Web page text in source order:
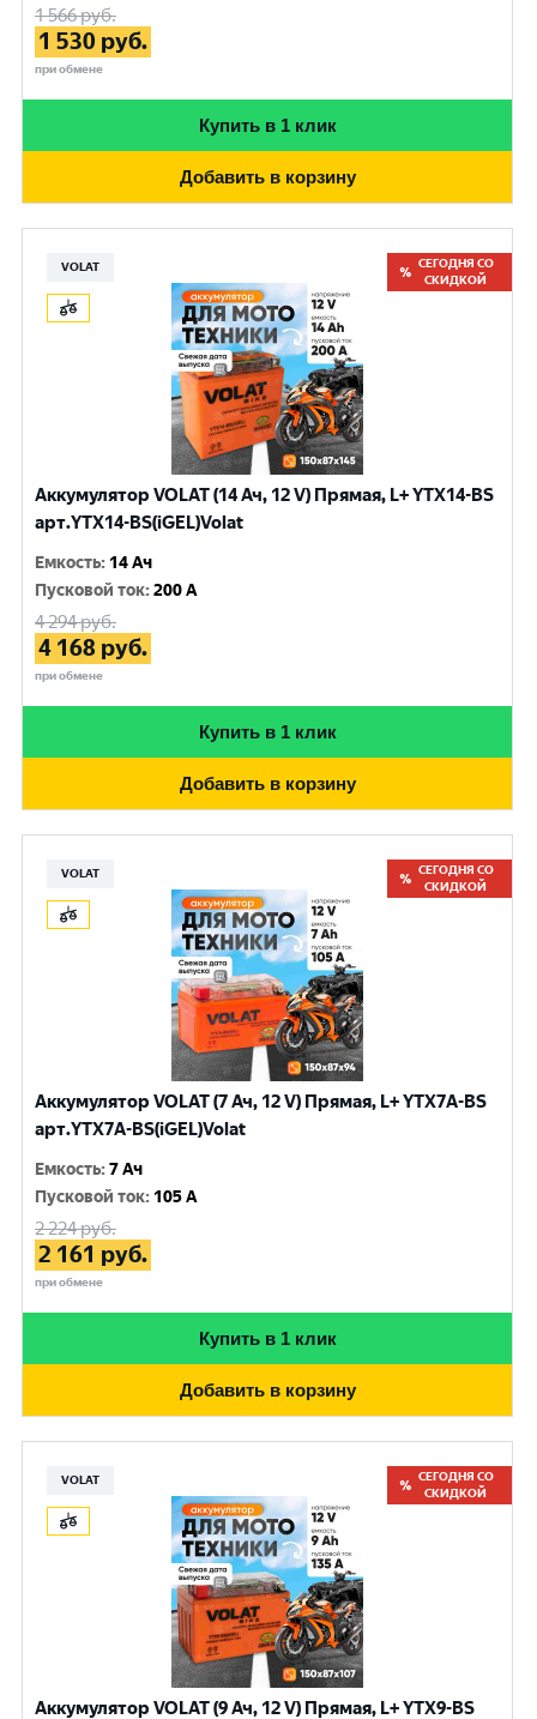
1 566руб.
1 530 руб.
при обмене
Купить в 1 клик
Добавить в корзину
VOLAT
СЕГОДНЯ СО
СКИДКОЙ
Аккумулятор VOLAT (14 Ач, 12 V) Прямая, L+ YTX14-BS
арт.YTX14-BS(iGEL)Volat
Емкость: 14 Ач
Пусковой ток:200 A
4 294руб.
4 168 руб.
при обмене
Купить в 1 клик
Добавить в корзину
VOLAT
СЕГОДНЯ СО
СКИДКОЙ
Аккумулятор VOLAT (7 Ач, 12 V) Прямая, L+ YTX7A-BS
арт.YTX7A-BS(iGEL)Volat
Емкость:7 Ач
Пусковой ток: 105 A
2 224руб.
2 161 руб.
при обмене
Купить в 1 клик
Добавить в корзину
VOLAT
СЕГОДНЯ СО
СКИДКОЙ
Аккумулятор VOLAT (9 Ач, 12 V) Прямая, L+ YTX9-BS